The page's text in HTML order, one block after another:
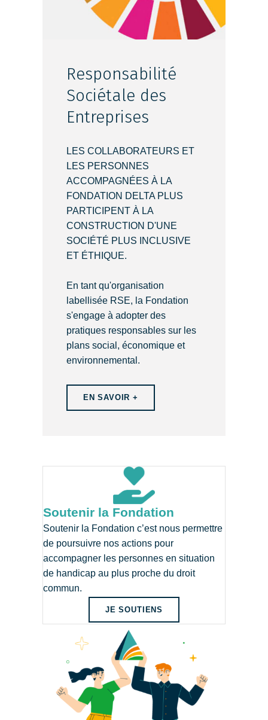
Responsabilité
Sociétale des
Entreprises
LES COLLABORATEURS ET
LES PERSONNES
ACCOMPAGNÉES À LA
FONDATION DELTA PLUS
PARTICIPENT À LA
CONSTRUCTION D'UNE
SOCIÉTÉ PLUS INCLUSIVE
ET ÉTHIQUE.
En tant qu'organisation
labellisée RSE, la Fondation
s'engage à adopter des
pratiques responsables sur les
plans social, économique et
environnemental.
EN SAVOIR +
Soutenir la Fondation
Soutenir la Fondation c’est nous permettre
de poursuivre nos actions pour
accompagner les personnes en situation
de handicap au plus proche du droit
commun.
JE SOUTIENS